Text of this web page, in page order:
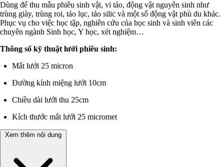
Dùng để thu mẫu phiêu sinh vật, vi tảo, động vật nguyên sinh như
trùng giày, trùng roi, tảo lục, tảo silic và một số động vật phù du khác.
Phục vụ cho việc học tập, nghiên cứu của học sinh và sinh viên các
chuyên ngành Sinh học, Y học, xét nghiệm…
Thông số kỹ thuật lưới phiêu sinh:
Mắt lưới 25 micron
Đường kính miệng lưới 10cm
Chiều dài lưới thu 25cm
Kích thước mắt lưới 25 micromet
Xem thêm nội dung